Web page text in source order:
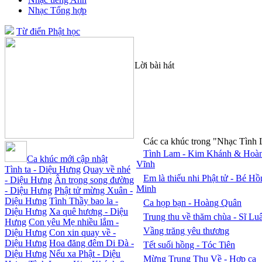
Nhạc Tổng hợp
Từ điển Phật học
Ca khúc mới cập nhật
Tình ta - Diệu Hưng Quay về nhé
- Diệu Hưng Ân trọng song đường
- Diệu Hưng Phật tử mừng Xuân -
Diệu Hưng Tình Thầy bao la -
Diệu Hưng Xa quê hương - Diệu
Hưng Con yêu Mẹ nhiều lắm -
Diệu Hưng Con xin quay về -
Diệu Hưng Hoa đăng đêm Di Đà -
Diệu Hưng Nếu xa Phật - Diệu
Lời bài hát
Các ca khúc trong "Nhạc Tình
Tình Lam - Kim Khánh &
Vĩnh
Em là thiếu nhi Phật tử - Bé
Minh
Ca họp bạn - Hoàng Quân
Trung thu về thăm chùa - Sĩ
Vầng trăng yêu thương
Tết suối hồng - Tóc Tiên
Mừng Trung Thu Về - Hợp ca